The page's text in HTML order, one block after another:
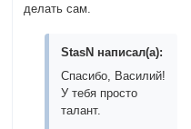
делать сам.
StasN написал(а):
Спасибо, Василий!
У тебя просто
талант.